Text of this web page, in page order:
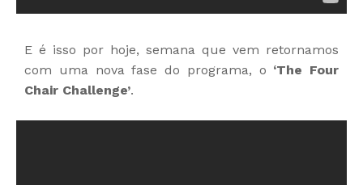
E é isso por hoje, semana que vem retornamos
com uma nova fase do programa, o ‘The Four
Chair Challenge’.